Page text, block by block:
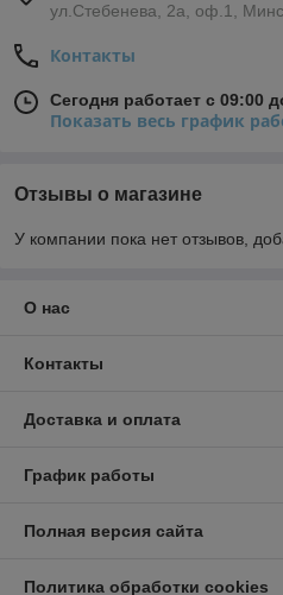
ул.Стебенева, 2а, оф.1,
Контакты
Сегодня работает с 09:00
Показать весь график
Отзывы о магазине
У компании пока нет отзывов,
О нас
Контакты
Доставка и оплата
График работы
Полная версия сайта
Политика обработки cookies